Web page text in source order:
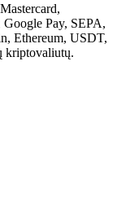
Pay, SEPA,
Ethereum, USDT,
kriptovaliutų.